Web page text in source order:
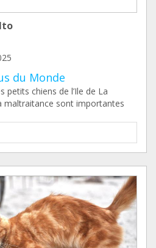
du Monde
petits chiens de l’Ile de La
maltraitance sont importantes